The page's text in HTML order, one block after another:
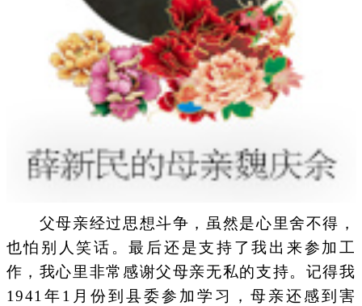
父母亲经过思想斗争，虽然是心里舍不得，
也怕别人笑话。最后还是支持了我出来参加工
作，我心里非常感谢父母亲无私的支持。记得我
1941年1月份到县委参加学习，母亲还感到害